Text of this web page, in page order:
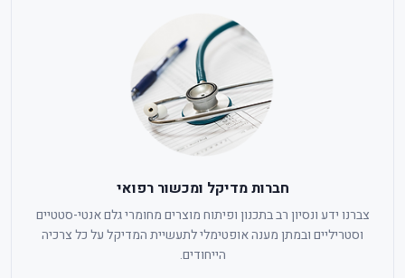
חברות מדיקל ומכשור רפואי
צברנו ידע ונסיון רב בתכנון ופיתוח מוצרים מחומרי גלם אנטי-סטטיים
וסטריליים ובמתן מענה אופטימלי לתעשיית המדיקל על כל צרכיה
הייחודים.